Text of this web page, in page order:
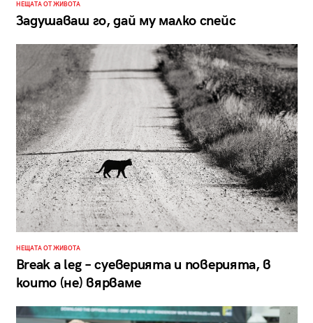
НЕЩАТА ОТ ЖИВОТА
Задушаваш го, дай му малко спейс
НЕЩАТА ОТ ЖИВОТА
Break a leg – суеверията и поверията, в
които (не) вярваме